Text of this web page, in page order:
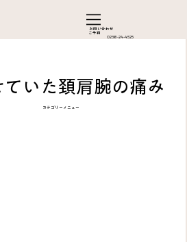
お問い合わ​せ
ご予約
0238-24-4525
いた頚肩腕の痛み
カテゴリーメニュー